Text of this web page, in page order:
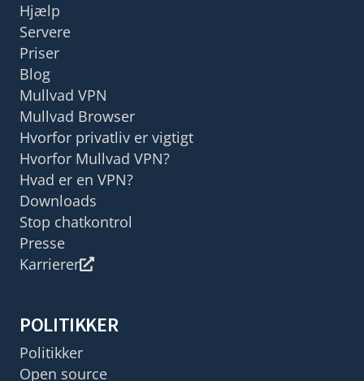
Hjælp
Servere
Priser
Blog
Mullvad VPN
Mullvad Browser
Hvorfor privatliv er vigtigt
Hvorfor Mullvad VPN?
Hvad er en VPN?
Downloads
Stop chatkontrol
Presse
Karrierer
POLITIKKER
Politikker
Open source